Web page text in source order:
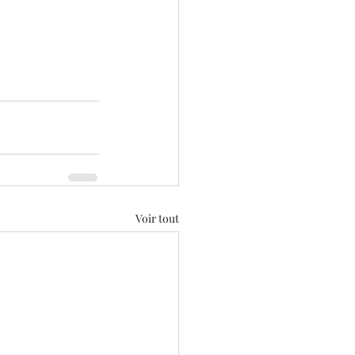
Voir tout